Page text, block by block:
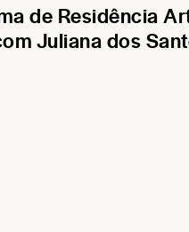
de Residência
Juliana dos